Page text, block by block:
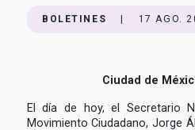
BOLETINES 17 AGO.
Ciudad de
El día de hoy, el Secretario
Movimiento Ciudadano, Jorge